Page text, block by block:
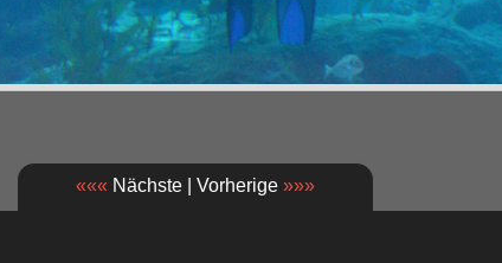
««« Nächste | Vorherige »»»